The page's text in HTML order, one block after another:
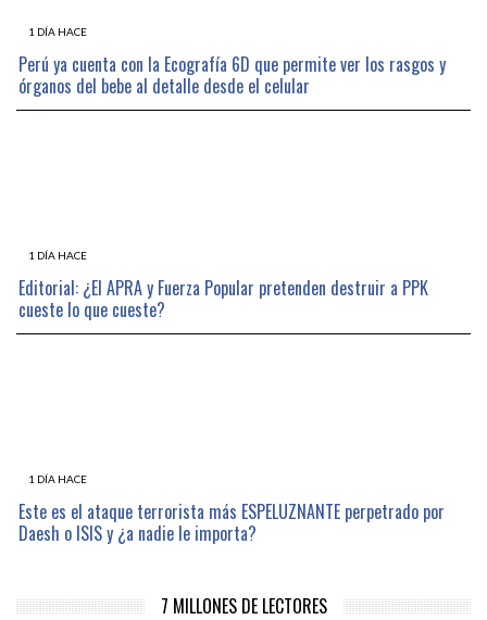
1 DÍA HACE
Perú ya cuenta con la Ecografía 6D que permite ver los rasgos y
órganos del bebe al detalle desde el celular
1 DÍA HACE
Editorial: ¿El APRA y Fuerza Popular pretenden destruir a PPK
cueste lo que cueste?
1 DÍA HACE
Este es el ataque terrorista más ESPELUZNANTE perpetrado por
Daesh o ISIS y ¿a nadie le importa?
7 MILLONES DE LECTORES